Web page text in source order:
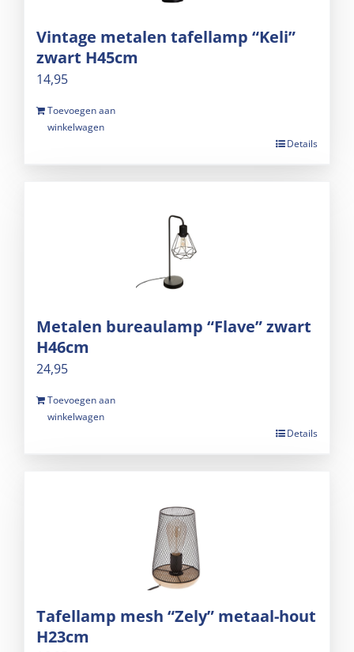
Vintage metalen tafellamp “Keli”
zwart H45cm
14,95
Toevoegen aan
winkelwagen
Details
Metalen bureaulamp “Flave” zwart
H46cm
24,95
Toevoegen aan
winkelwagen
Details
Tafellamp mesh “Zely” metaal-hout
H23cm